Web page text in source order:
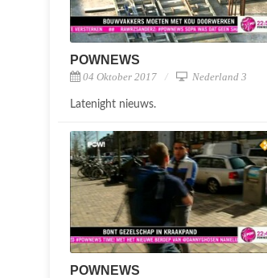
POWNEWS
04 Oktober 2017 Nederland 3
Latenight nieuws.
POWNEWS